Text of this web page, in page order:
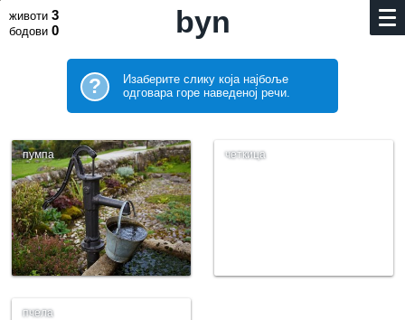
животи 3
бодови 0 byn
?
Изаберите слику која најбоље
одговара горе наведеној речи.
пумпа четкица
пчела